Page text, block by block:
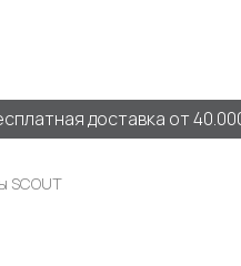
доставка от
SCOUT